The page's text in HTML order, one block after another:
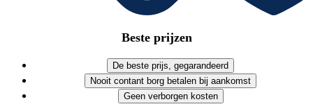
Beste prijzen
De beste prijs, gegarandeerd
Nooit contant borg betalen bij aankomst
Geen verborgen kosten